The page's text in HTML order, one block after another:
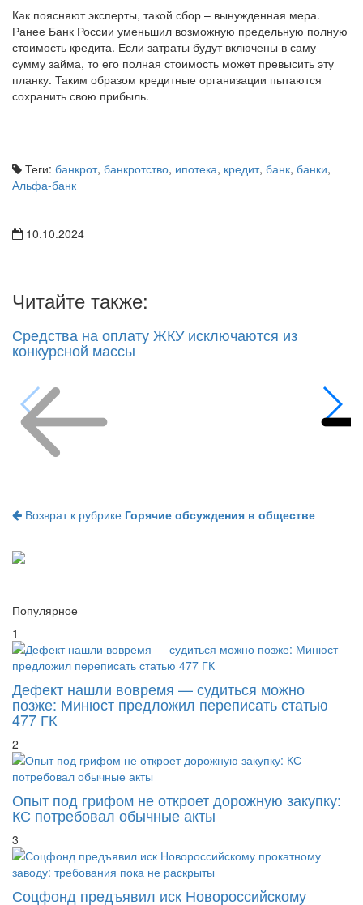
Как поясняют эксперты, такой сбор – вынужденная мера.
Ранее Банк России уменьшил возможную предельную полную
стоимость кредита. Если затраты будут включены в саму
сумму займа, то его полная стоимость может превысить эту
планку. Таким образом кредитные организации пытаются
сохранить свою прибыль.
Теги: банкрот, банкротство, ипотека, кредит, банк, банки,
Альфа-банк
10.10.2024
Читайте также:
Средства на оплату ЖКУ исключаются из
конкурсной массы
Возврат к рубрике Горячие обсуждения в обществе
Популярное
1
Дефект нашли вовремя — судиться можно
позже: Минюст предложил переписать статью
477 ГК
2
Опыт под грифом не откроет дорожную закупку:
КС потребовал обычные акты
3
Соцфонд предъявил иск Новороссийскому